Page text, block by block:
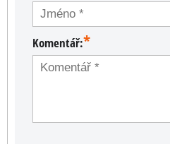
Komentář:*